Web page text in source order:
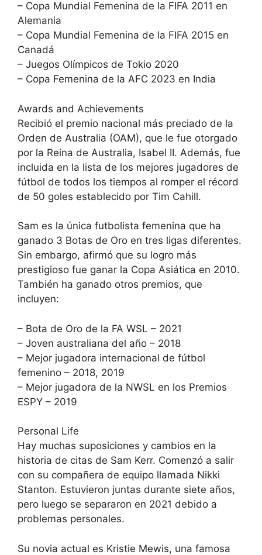
– Copa Mundial Femenina de la FIFA 2011 en
Alemania
– Copa Mundial Femenina de la FIFA 2015 en
Canadá
– Juegos Olímpicos de Tokio 2020
– Copa Femenina de la AFC 2023 en India
Awards and Achievements
Recibió el premio nacional más preciado de la
Orden de Australia (OAM), que le fue otorgado
por la Reina de Australia, Isabel II. Además, fue
incluida en la lista de los mejores jugadores de
fútbol de todos los tiempos al romper el récord
de 50 goles establecido por Tim Cahill.
Sam es la única futbolista femenina que ha
ganado 3 Botas de Oro en tres ligas diferentes.
Sin embargo, afirmó que su logro más
prestigioso fue ganar la Copa Asiática en 2010.
También ha ganado otros premios, que
incluyen:
– Bota de Oro de la FA WSL – 2021
– Joven australiana del año – 2018
– Mejor jugadora internacional de fútbol
femenino – 2018, 2019
– Mejor jugadora de la NWSL en los Premios
ESPY – 2019
Personal Life
Hay muchas suposiciones y cambios en la
historia de citas de Sam Kerr. Comenzó a salir
con su compañera de equipo llamada Nikki
Stanton. Estuvieron juntas durante siete años,
pero luego se separaron en 2021 debido a
problemas personales.
Su novia actual es Kristie Mewis, una famosa